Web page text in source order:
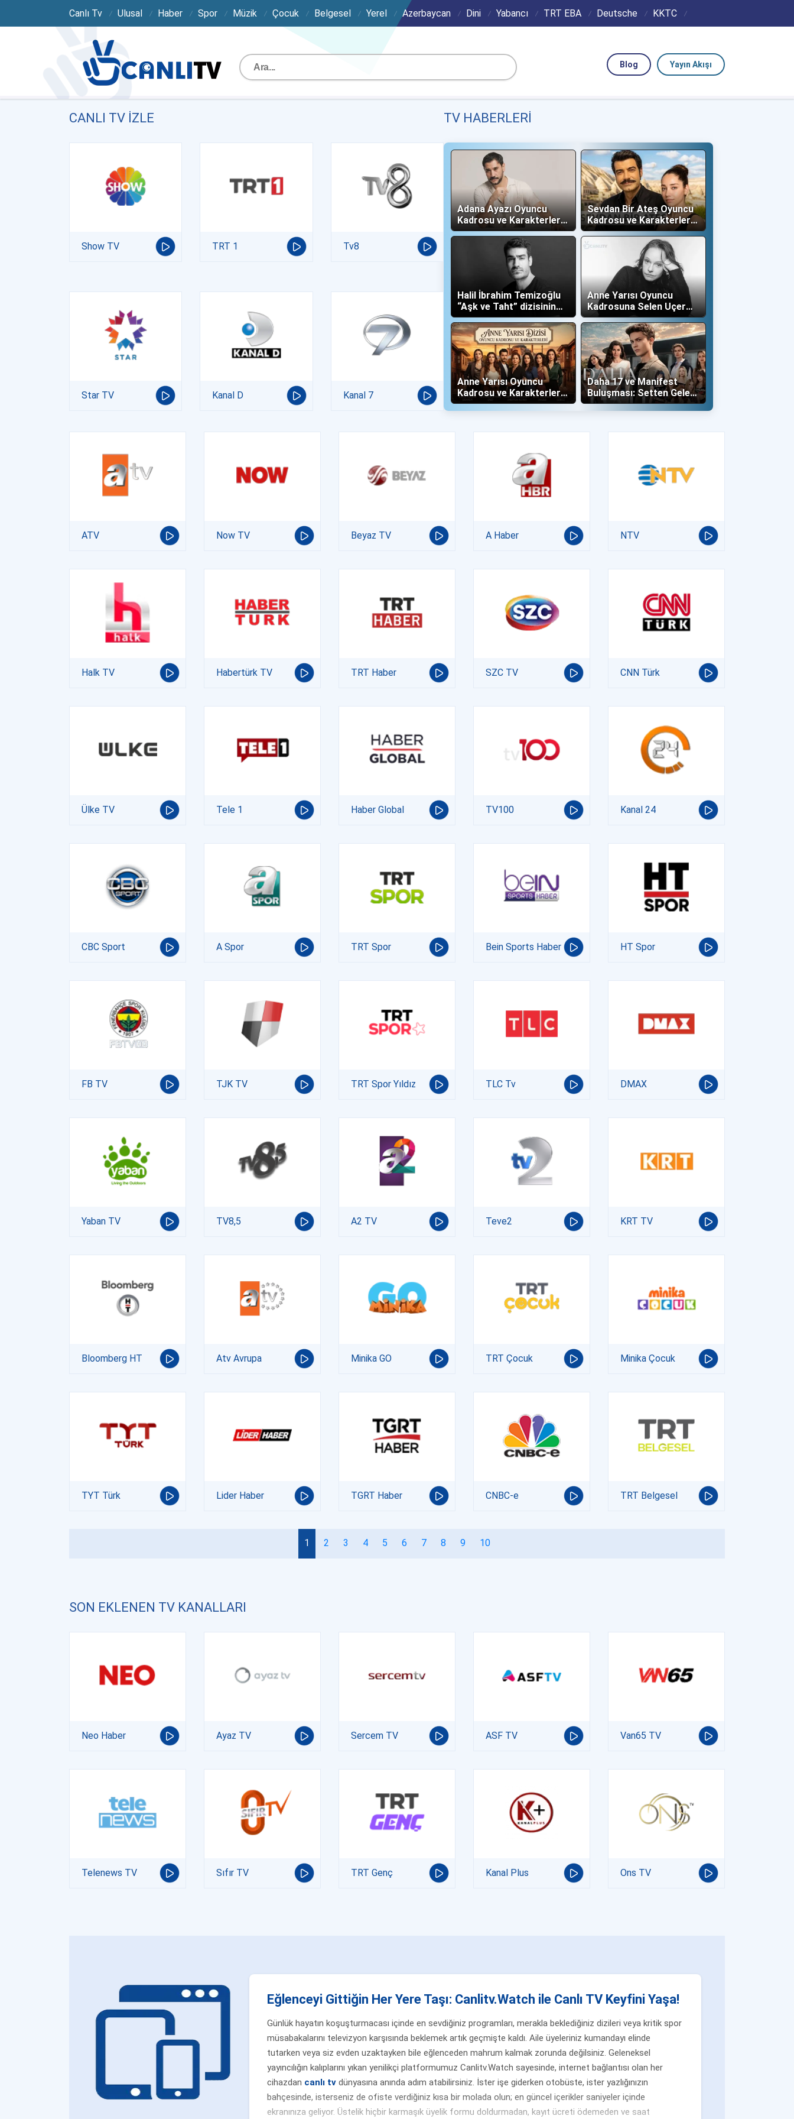
Canlı Tv Ulusal Haber Spor Müzik Çocuk Belgesel Yerel Azerbaycan Dini Yabancı TRT EBA Deutsche KKTC
Yayın Akışı
Blog
CANLI TV IZLE
Show TV TRT 1 Tv8
Star TV Kanal D Kanal 7
TV HABERLERI
Adana Ayazı Oyuncu
Kadrosu ve Karakterleri
(Now TV)
Sevdan Bir Ateş Oyuncu
Kadrosu ve Karakterleri
(Show TV)
Halil İbrahim Temizoğlu
“Aşk ve Taht” dizisinin
Yalboğan'ı Oldu
Anne Yarısı Oyuncu
Kadrosuna Selen Uçer
"Altın" Karakteri İle Dahil
Oldu!
Anne Yarısı Oyuncu
Kadrosu ve Karakterleri
(Now TV)
Daha 17 ve Manifest
Buluşması: Setten Gelen
İlk Kareler Büyüledi!
ATV Now TV Beyaz TV A Haber NTV
Halk TV Habertürk TV TRT Haber SZC TV CNN Türk
Ülke TV Tele 1 Haber Global TV100 Kanal 24
CBC Sport A Spor TRT Spor Bein Sports Haber HT Spor
FB TV TJK TV TRT Spor Yıldız TLC Tv DMAX
Yaban TV TV8,5 A2 TV Teve2 KRT TV
Bloomberg HT Atv Avrupa Minika GO TRT Çocuk Minika Çocuk
TYT Türk Lider Haber TGRT Haber CNBC-e TRT Belgesel
1 2 3 4 5 6 7 8 9 10
SON EKLENEN TV KANALLARI
Neo Haber Ayaz TV Sercem TV ASF TV Van65 TV
Telenews TV Sıfır TV TRT Genç Kanal Plus Ons TV
Eğlenceyi Gittiğin Her Yere Taşı: Canlitv.Watch ile Canlı TV Keyfini Yaşa!
Günlük hayatın koşuşturmacası içinde en sevdiğiniz programları, merakla beklediğiniz dizileri veya kritik spor
müsabakalarını televizyon karşısında beklemek artık geçmişte kaldı. Aile üyeleriniz kumandayı elinde
tutarken veya siz evden uzaktayken bile eğlenceden mahrum kalmak zorunda değilsiniz. Geleneksel
yayıncılığın kalıplarını yıkan yenilikçi platformumuz Canlitv.Watch sayesinde, internet bağlantısı olan her
cihazdan canlı tv dünyasına anında adım atabilirsiniz. İster işe giderken otobüste, ister yazlığınızın
bahçesinde, isterseniz de ofiste verdiğiniz kısa bir molada olun; en güncel içerikler saniyeler içinde
ekranınıza geliyor. Üstelik hiçbir karmaşık üyelik formu doldurmadan, kayıt ücreti ödemeden ve saat